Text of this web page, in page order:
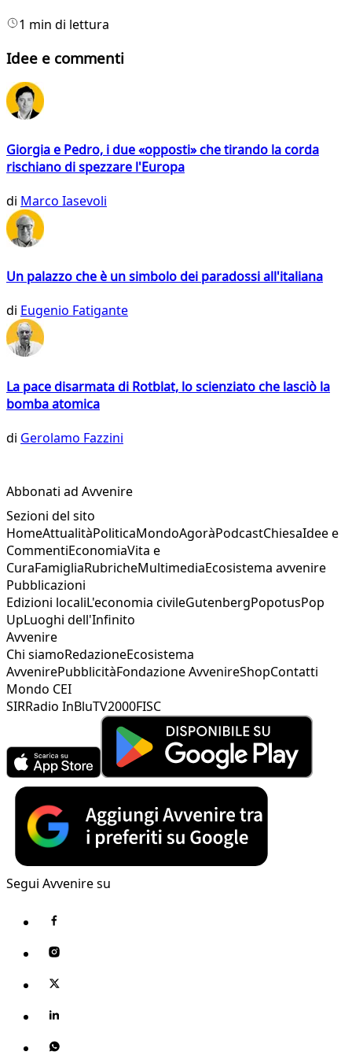
1 min di lettura
Idee e commenti
Giorgia e Pedro, i due «opposti» che tirando la corda
rischiano di spezzare l'Europa
di Marco Iasevoli
Un palazzo che è un simbolo dei paradossi all'italiana
di Eugenio Fatigante
La pace disarmata di Rotblat, lo scienziato che lasciò la
bomba atomica
di Gerolamo Fazzini
Abbonati ad Avvenire
Sezioni del sito
HomeAttualitàPoliticaMondoAgoràPodcastChiesaIdee e
CommentiEconomiaVita e
CuraFamigliaRubricheMultimediaEcosistema avvenire
Pubblicazioni
Edizioni localiL'economia civileGutenbergPopotusPop
UpLuoghi dell'Infinito
Avvenire
Chi siamoRedazioneEcosistema
AvvenirePubblicitàFondazione AvvenireShopContatti
Mondo CEI
SIRRadio InBluTV2000FISC
Segui Avvenire su